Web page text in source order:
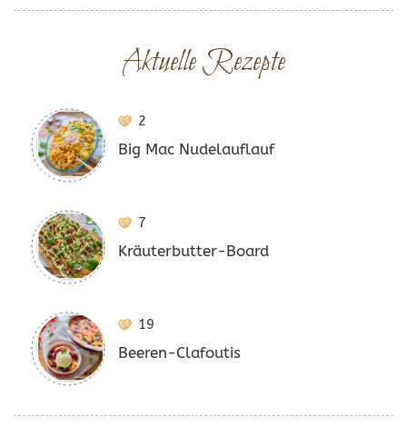
Aktuelle Rezepte
2
Big Mac Nudelauflauf
7
Kräuterbutter-Board
19
Beeren-Clafoutis